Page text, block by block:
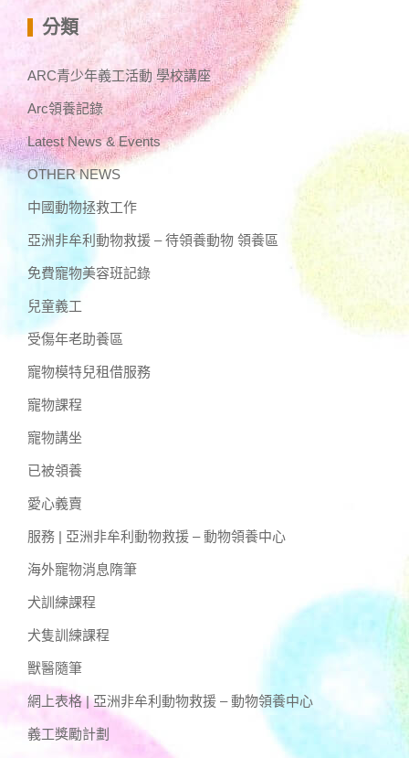
分類
ARC青少年義工活動 學校講座
Arc領養記錄
Latest News & Events
OTHER NEWS
中國動物拯救工作
亞洲非牟利動物救援 – 待領養動物 領養區
免費寵物美容班記錄
兒童義工
受傷年老助養區
寵物模特兒租借服務
寵物課程
寵物講坐
已被領養
愛心義賣
服務 | 亞洲非牟利動物救援 – 動物領養中心
海外寵物消息隋筆
犬訓練課程
犬隻訓練課程
獸醫隨筆
網上表格 | 亞洲非牟利動物救援 – 動物領養中心
義工獎勵計劃